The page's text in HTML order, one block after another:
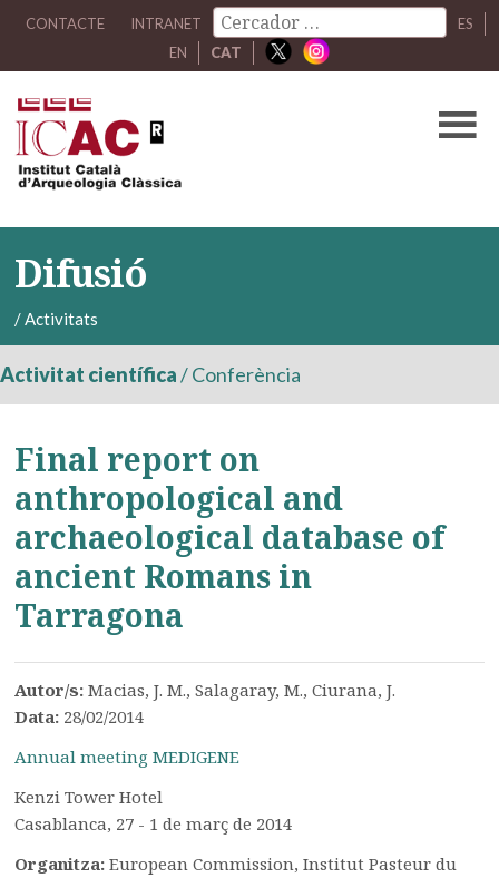
CONTACTE INTRANET
ES
EN
CAT
Difusió
/Activitats
Activitat científica/Conferència
Final report on
anthropological and
archaeological database of
ancient Romans in
Tarragona
Autor/s:Macias, J. M., Salagaray, M., Ciurana, J.
Data: 28/02/2014
Annual meeting MEDIGENE
Kenzi Tower Hotel
Casablanca, 27 - 1 de març de 2014
Organitza:European Commission, Institut Pasteur du